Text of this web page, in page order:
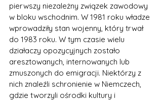
pierwszy niezależny związek zawodowy
w bloku wschodnim. W 1981 roku władze
wprowadziły stan wojenny, który trwał
do 1983 roku. W tym czasie wielu
działaczy opozycyjnych zostało
aresztowanych, internowanych lub
zmuszonych do emigracji. Niektórzy z
nich znaleźli schronienie w Niemczech,
gdzie tworzyli ośrodki kultury i